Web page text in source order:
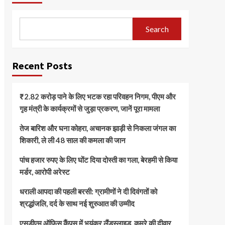
Search
Recent Posts
₹2.82 करोड़ पाने के लिए भटक रहा परिवहन निगम, पीएम और
गृह मंत्री के कार्यक्रमों से जुड़ा प्रकरण, जानें पूरा मामला
तेज बारिश और घना कोहरा, अचानक झाड़ी से निकला जंगल का
शिकारी, ले ली 48 साल की कमला की जान
पांच हजार रुपए के लिए घोंट दिया दोस्ती का गला, बेरहमी से किया
मर्डर, आरोपी अरेस्ट
धराली आपदा की पहली बरसी: ग्रामीणों ने दी दिवंगतों को
श्रद्धांजलि, दर्द के साथ नई शुरुआत की उम्मीद
एसडीएम ऑफिस कैंपस में भयंकर लैंडस्लाइड, कमरे की दीवार